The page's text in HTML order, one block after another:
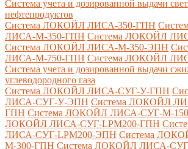
Система учета и дозированной выдачи
нефтепродуктов
Система ЛОКОЙЛ ЛИСА-350-ГПН
ЛИСА-М-350-ГПН Система ЛОКОЙЛ
Система ЛОКОЙЛ ЛИСА-М-350-ЭПН
ЛИСА-М-750-ГПН Система ЛОКОЙЛ
Система учета и дозированной выдачи
углеводородного газа
Система ЛОКОЙЛ ЛИСА-СУГ-У-ГПН
ЛИСА-СУГ-У-ЭПН Система ЛОКОЙЛ
ГПН Система ЛОКОЙЛ ЛИСА-СУГ-М-
ЛОКОЙЛ ЛИСА-СУГ-LPM200-ГПН
ЛИСА-СУГ-LPM200-ЭПН Система
М-300-ГПН Система ЛОКОЙЛ ЛИСА-